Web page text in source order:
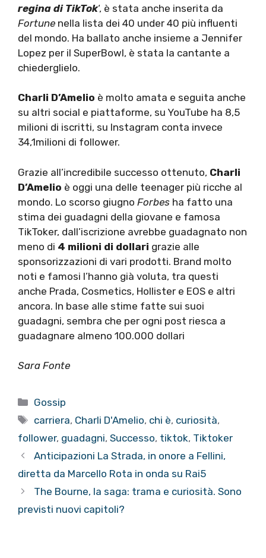
regina di TikTok‘, è stata anche inserita da
Fortune nella lista dei 40 under 40 più influenti
del mondo. Ha ballato anche insieme a Jennifer
Lopez per il SuperBowl, è stata la cantante a
chiederglielo.
Charli D’Amelio è molto amata e seguita anche
su altri social e piattaforme, su YouTube ha 8,5
milioni di iscritti, su Instagram conta invece
34,1milioni di follower.
Grazie all’incredibile successo ottenuto, Charli
D’Amelio è oggi una delle teenager più ricche al
mondo. Lo scorso giugno Forbes ha fatto una
stima dei guadagni della giovane e famosa
TikToker, dall’iscrizione avrebbe guadagnato non
meno di 4 milioni di dollari grazie alle
sponsorizzazioni di vari prodotti. Brand molto
noti e famosi l’hanno già voluta, tra questi
anche Prada, Cosmetics, Hollister e EOS e altri
ancora. In base alle stime fatte sui suoi
guadagni, sembra che per ogni post riesca a
guadagnare almeno 100.000 dollari
Sara Fonte
Categorie
Gossip
Tag
carriera, Charli D'Amelio, chi è, curiosità,
follower, guadagni, Successo, tiktok, Tiktoker
Anticipazioni La Strada, in onore a Fellini,
diretta da Marcello Rota in onda su Rai5
The Bourne, la saga: trama e curiosità. Sono
previsti nuovi capitoli?